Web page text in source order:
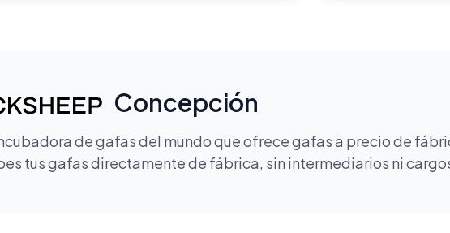
Concepción
de gafas del mundo que ofrece gafas a precio de
tus gafas directamente de fábrica, sin intermediarios ni